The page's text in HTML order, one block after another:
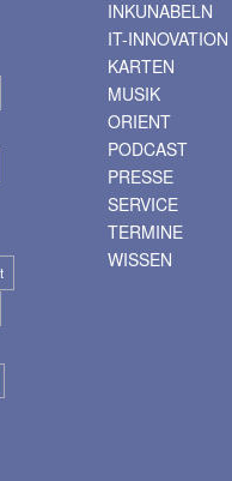
INKUNABELN
IT-INNOVATION
KARTEN
MUSIK
ORIENT
PODCAST
PRESSE
SERVICE
TERMINE
WISSEN